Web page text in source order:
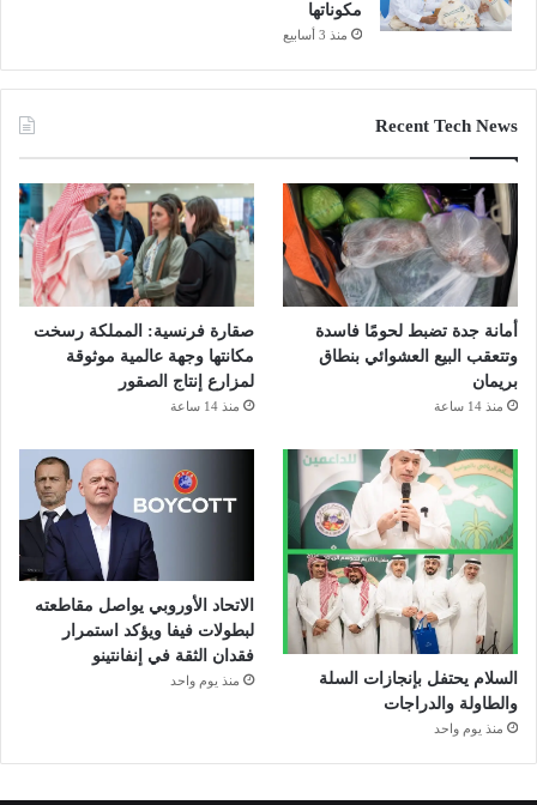
مكوناتها
منذ 3 أسابيع
Recent Tech News
أمانة جدة تضبط لحومًا فاسدة
وتتعقب البيع العشوائي بنطاق
بريمان
منذ 14 ساعة
صقارة فرنسية: المملكة رسخت
مكانتها وجهة عالمية موثوقة
لمزارع إنتاج الصقور
منذ 14 ساعة
السلام يحتفل بإنجازات السلة
والطاولة والدراجات
منذ يوم واحد
الاتحاد الأوروبي يواصل مقاطعته
لبطولات فيفا ويؤكد استمرار
فقدان الثقة في إنفانتينو
منذ يوم واحد